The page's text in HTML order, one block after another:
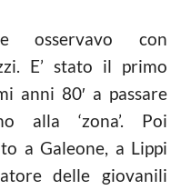
osservavo con
E’ stato il primo
anni 80′ a passare
alla ‘zona’. Poi
a Galeone, a Lippi
delle giovanili